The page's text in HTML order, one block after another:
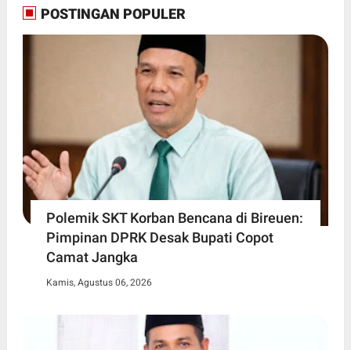
POSTINGAN POPULER
Polemik SKT Korban Bencana di Bireuen:
Pimpinan DPRK Desak Bupati Copot
Camat Jangka
Kamis, Agustus 06, 2026